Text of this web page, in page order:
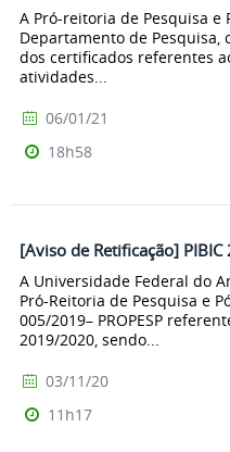
A Pró-reitoria de Pesquisa e
Departamento de
dos certificados referentes
atividades...
06/01/21
18h58
[Aviso de Retificação]
A Universidade Federal do
Pró-Reitoria de Pesquisa e
005/2019– PROPESP
2019/2020, sendo...
03/11/20
11h17